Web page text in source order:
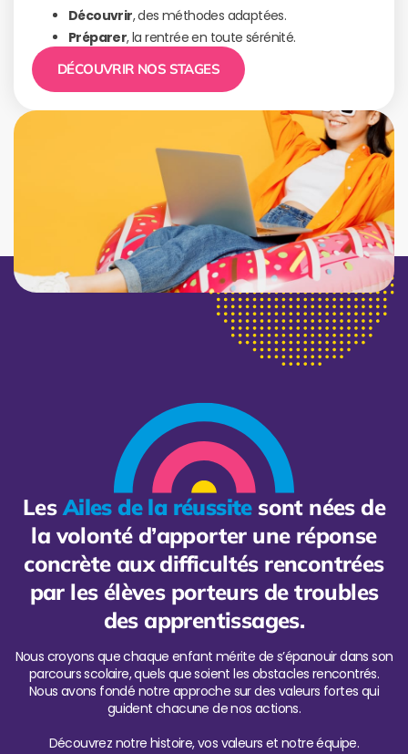
Découvrir, des méthodes adaptées.
Préparer, la rentrée en toute sérénité.
DÉCOUVRIR NOS STAGES
LesAiles de la réussitesont nées de
la volonté d’apporter une réponse
concrète aux difficultés rencontrées
par les élèves porteurs de troubles
des apprentissages.
Nous croyons que chaque enfant mérite de s’épanouir dans son
parcours scolaire, quels que soient les obstacles rencontrés.
Nous avons fondé notre approche sur des valeurs fortes qui
guident chacune de nos actions.
Découvrez notre histoire, vos valeurs et notre équipe.